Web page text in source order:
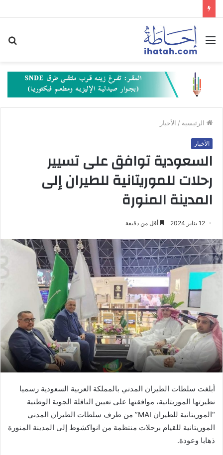
القائمة
الرئيسية / الأخبار
الأخبار
السعودية توافق على تسيير
رحلات للموريتانية للطيران إلى
المدينة المنورة
12 يناير 2024 أقل من دقيقة
أبلغت سلطات الطيران المدني بالمملكة العربية السعودية رسميا
نظيرتها الموريتانية، موافقتها على تعيين الناقلة الجوية الوطنية
“الموريتانية للطيران MAI” من طرف سلطات الطيران المدني
الموريتانية للقيام برحلات منتظمة من انواكشوط إلى المدينة المنورة
ذهابا وعودة.